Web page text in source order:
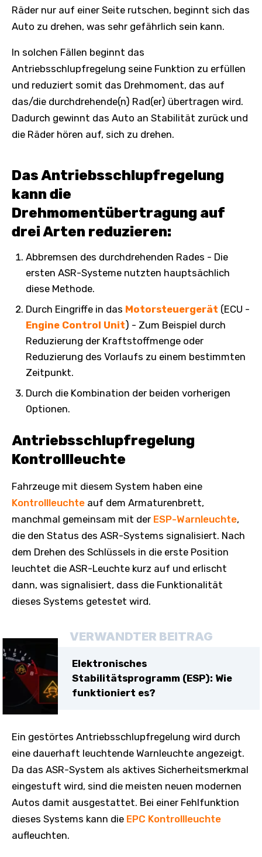
Räder nur auf einer Seite rutschen, beginnt sich das
Auto zu drehen, was sehr gefährlich sein kann.
In solchen Fällen beginnt das
Antriebsschlupfregelung seine Funktion zu erfüllen
und reduziert somit das Drehmoment, das auf
das/die durchdrehende(n) Rad(er) übertragen wird.
Dadurch gewinnt das Auto an Stabilität zurück und
die Räder hören auf, sich zu drehen.
Das Antriebsschlupfregelung
kann die
Drehmomentübertragung auf
drei Arten reduzieren:
Abbremsen des durchdrehenden Rades - Die
ersten ASR-Systeme nutzten hauptsächlich
diese Methode.
Durch Eingriffe in das Motorsteuergerät (ECU -
Engine Control Unit) - Zum Beispiel durch
Reduzierung der Kraftstoffmenge oder
Reduzierung des Vorlaufs zu einem bestimmten
Zeitpunkt.
Durch die Kombination der beiden vorherigen
Optionen.
Antriebsschlupfregelung
Kontrollleuchte
Fahrzeuge mit diesem System haben eine
Kontrollleuchte auf dem Armaturenbrett,
manchmal gemeinsam mit der ESP-Warnleuchte,
die den Status des ASR-Systems signalisiert. Nach
dem Drehen des Schlüssels in die erste Position
leuchtet die ASR-Leuchte kurz auf und erlischt
dann, was signalisiert, dass die Funktionalität
dieses Systems getestet wird.
VERWANDTER BEITRAG
Elektronisches
Stabilitätsprogramm (ESP): Wie
funktioniert es?
Ein gestörtes Antriebsschlupfregelung wird durch
eine dauerhaft leuchtende Warnleuchte angezeigt.
Da das ASR-System als aktives Sicherheitsmerkmal
eingestuft wird, sind die meisten neuen modernen
Autos damit ausgestattet. Bei einer Fehlfunktion
dieses Systems kann die EPC Kontrollleuchte
aufleuchten.